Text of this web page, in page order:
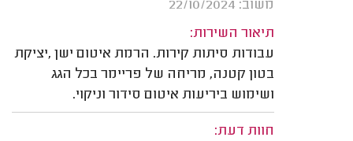
משוב: 22/10/2024
תיאור השירות:
עבודות סיתות קירות. הרמת איטום ישן ,יציקת
בטון קטנה, מריחה של פריימר בכל הגג
ושימוש ביריעות איטום סידור וניקוי.
חוות דעת: